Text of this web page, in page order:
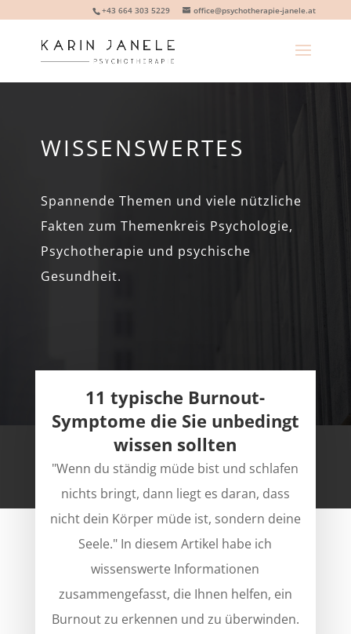
+43 664 303 5229 office@psychotherapie-janele.at
WISSENSWERTES
Spannende Themen und viele nützliche
Fakten zum Themenkreis Psychologie,
Psychotherapie und psychische
Gesundheit.
11 typische Burnout-
Symptome die Sie unbedingt
wissen sollten
"Wenn du ständig müde bist und schlafen
nichts bringt, dann liegt es daran, dass
nicht dein Körper müde ist, sondern deine
Seele." In diesem Artikel habe ich
wissenswerte Informationen
zusammengefasst, die Ihnen helfen, ein
Burnout zu erkennen und zu überwinden.